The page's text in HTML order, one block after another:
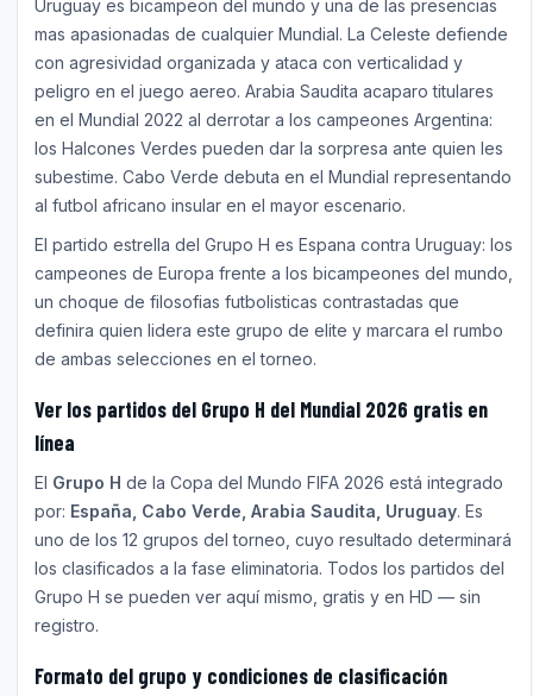
Uruguay es bicampeon del mundo y una de las presencias
mas apasionadas de cualquier Mundial. La Celeste defiende
con agresividad organizada y ataca con verticalidad y
peligro en el juego aereo. Arabia Saudita acaparo titulares
en el Mundial 2022 al derrotar a los campeones Argentina:
los Halcones Verdes pueden dar la sorpresa ante quien les
subestime. Cabo Verde debuta en el Mundial representando
al futbol africano insular en el mayor escenario.
El partido estrella del Grupo H es Espana contra Uruguay: los
campeones de Europa frente a los bicampeones del mundo,
un choque de filosofias futbolisticas contrastadas que
definira quien lidera este grupo de elite y marcara el rumbo
de ambas selecciones en el torneo.
Ver los partidos del Grupo H del Mundial 2026 gratis en
línea
El Grupo H de la Copa del Mundo FIFA 2026 está integrado
por: España, Cabo Verde, Arabia Saudita, Uruguay. Es
uno de los 12 grupos del torneo, cuyo resultado determinará
los clasificados a la fase eliminatoria. Todos los partidos del
Grupo H se pueden ver aquí mismo, gratis y en HD — sin
registro.
Formato del grupo y condiciones de clasificación